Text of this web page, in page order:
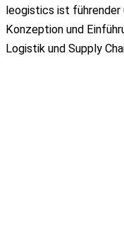
leogistics ist führender
Konzeption und
Logistik und Supply